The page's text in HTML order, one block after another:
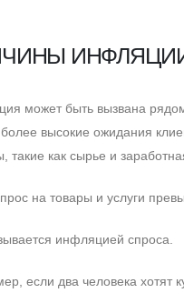
может быть вызвана
высокие ожидания
такие как сырье и
на товары и услуги
инфляцией спроса.
если два человека хотят